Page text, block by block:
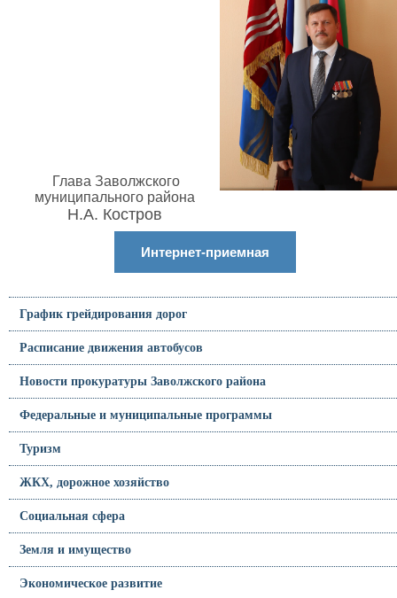
Глава Заволжского
муниципального района
Н.А. Костров
Интернет-приемная
График грейдирования дорог
Расписание движения автобусов
Новости прокуратуры Заволжского района
Федеральные и муниципальные программы
Туризм
ЖКХ, дорожное хозяйство
Социальная сфера
Земля и имущество
Экономическое развитие